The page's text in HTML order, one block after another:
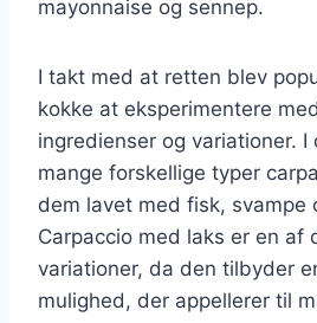
mayonnaise og sennep.
I takt med at retten blev
kokke at eksperimentere
ingredienser og variationer.
mange forskellige typer
dem lavet med fisk, svampe
Carpaccio med laks er en af
variationer, da den tilbyder
mulighed, der appellerer til